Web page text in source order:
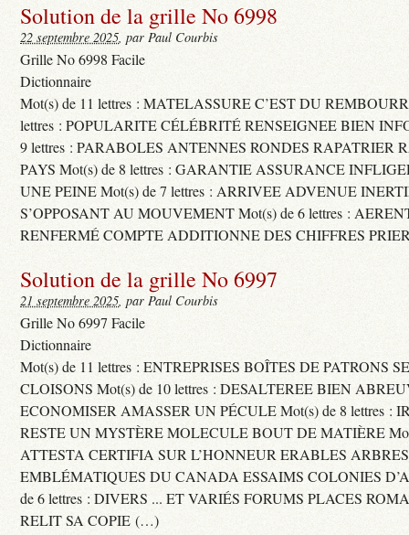
Solution de la grille No 6998
22 septembre 2025, par Paul Courbis
Grille No 6998 Facile
Dictionnaire
Mot(s) de 11 lettres : MATELASSURE C’EST DU
lettres : POPULARITE CÉLÉBRITÉ RENSEIGNEE BIEN
9 lettres : PARABOLES ANTENNES RONDES RAPATRIER
PAYS Mot(s) de 8 lettres : GARANTIE ASSURANCE
UNE PEINE Mot(s) de 7 lettres : ARRIVEE ADVENUE
S’OPPOSANT AU MOUVEMENT Mot(s) de 6 lettres :
RENFERMÉ COMPTE ADDITIONNE DES CHIFFRES
Solution de la grille No 6997
21 septembre 2025, par Paul Courbis
Grille No 6997 Facile
Dictionnaire
Mot(s) de 11 lettres : ENTREPRISES BOÎTES DE PATRONS
CLOISONS Mot(s) de 10 lettres : DESALTEREE BIEN
ECONOMISER AMASSER UN PÉCULE Mot(s) de 8 lettres :
RESTE UN MYSTÈRE MOLECULE BOUT DE MATIÈRE
ATTESTA CERTIFIA SUR L’HONNEUR ERABLES ARBRES
EMBLÉMATIQUES DU CANADA ESSAIMS COLONIES
de 6 lettres : DIVERS ... ET VARIÉS FORUMS PLACES
RELIT SA COPIE (…)